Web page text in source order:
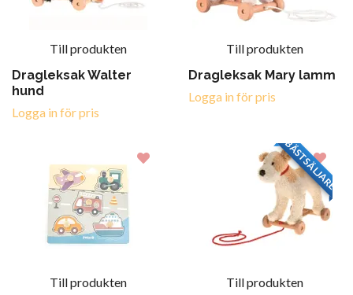
Till produkten
Dragleksak Walter
hund
Logga in för pris
Till produkten
Dragleksak Mary lamm
Logga in för pris
Till produkten
BÄSTSÄLJARE
Till produkten